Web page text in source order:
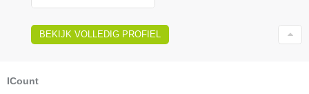
BEKIJK VOLLEDIG PROFIEL
ICount